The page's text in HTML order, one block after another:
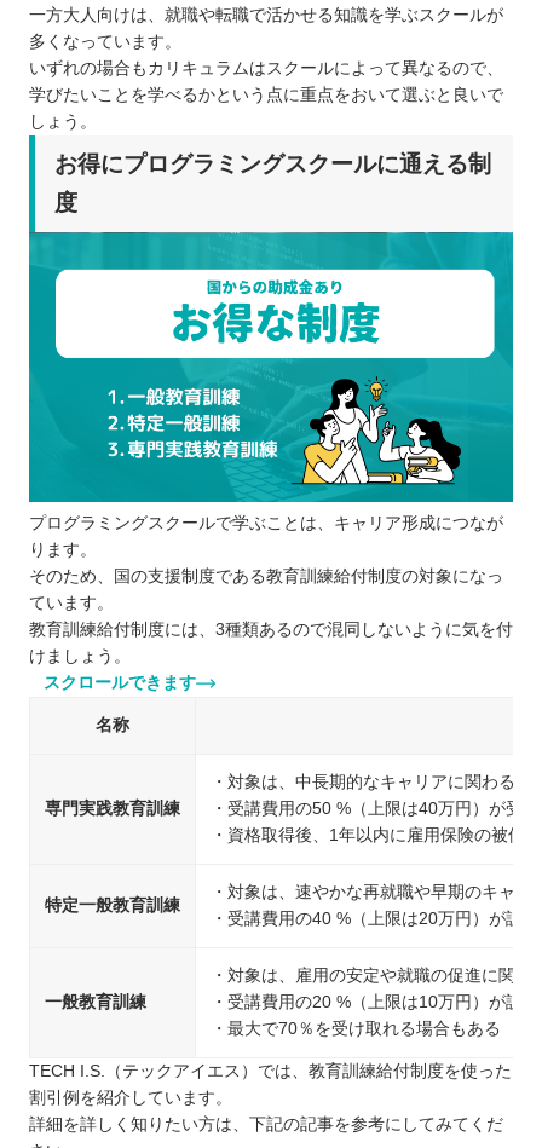
一方大人向けは、就職や転職で活かせる知識を学ぶスクールが
多くなっています。
いずれの場合もカリキュラムはスクールによって異なるので、
学びたいことを学べるかという点に重点をおいて選ぶと良いで
しょう。
お得にプログラミングスクールに通える制
度
プログラミングスクールで学ぶことは、キャリア形成につなが
ります。
そのため、国の支援制度である教育訓練給付制度の対象になっ
ています。
教育訓練給付制度には、3種類あるので混同しないように気を付
けましょう。
スクロールできます
名称
専門実践教育訓練
・対象は、中長期的なキャリアに関わる教
・受講費用の50 %（上限は40万円）が受
・資格取得後、1年以内に雇用保険の被保
特定一般教育訓練
・対象は、速やかな再就職や早期のキャリ
・受講費用の40 %（上限は20万円）が訓
一般教育訓練
・対象は、雇用の安定や就職の促進に関わ
・受講費用の20 %（上限は10万円）が訓
・最大で70％を受け取れる場合もある
TECH I.S.（テックアイエス）では、教育訓練給付制度を使った
割引例を紹介しています。
詳細を詳しく知りたい方は、下記の記事を参考にしてみてくだ